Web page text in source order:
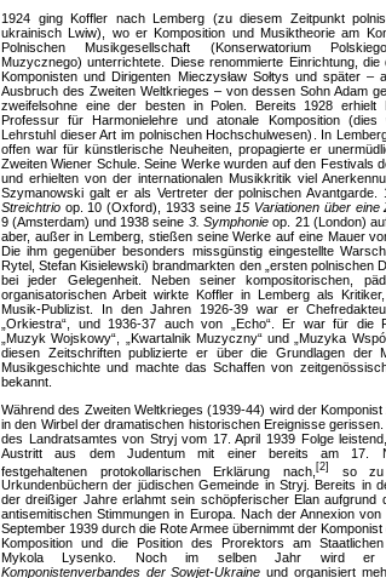
1924 ging Koffler nach Lemberg (zu diesem Zeitpunkt
ukrainisch Lwiw), wo er Komposition und Musiktheorie am
Polnischen Musikgesellschaft (Konserwatorium
Muzycznego) unterrichtete. Diese renommierte Einrichtung, die
Komponisten und Dirigenten Mieczysław Sołtys und später –
Ausbruch des Zweiten Weltkrieges – von dessen Sohn Adam
zweifelsohne eine der besten in Polen. Bereits 1928 erhielt
Professur für Harmonielehre und atonale Komposition
Lehrstuhl dieser Art im polnischen Hochschulwesen). In
offen war für künstlerische Neuheiten, propagierte er
Zweiten Wiener Schule. Seine Werke wurden auf den Festivals
und erhielten von der internationalen Musikkritik viel
Szymanowski galt er als Vertreter der polnischen Avantgarde.
Streichtrio op. 10 (Oxford), 1933 seine 15 Variationen über eine
9 (Amsterdam) und 1938 seine 3. Symphonie op. 21 (London)
aber, außer in Lemberg, stießen seine Werke auf eine Mauer
Die ihm gegenüber besonders missgünstig eingestellte
Rytel, Stefan Kisielewski) brandmarkten den „ersten polnischen
bei jeder Gelegenheit. Neben seiner kompositorischen,
organisatorischen Arbeit wirkte Koffler in Lemberg als
Musik-Publizist. In den Jahren 1926-39 war er
„Orkiestra“, und 1936-37 auch von „Echo“. Er war für die
„Muzyk Wojskowy“, „Kwartalnik Muzyczny“ und „Muzyka
diesen Zeitschriften publizierte er über die Grundlagen der
Musikgeschichte und machte das Schaffen von
bekannt.
Während des Zweiten Weltkrieges (1939-44) wird der
in den Wirbel der dramatischen historischen Ereignisse
des Landratsamtes von Stryj vom 17. April 1939 Folge
Austritt aus dem Judentum mit einer bereits am 17.
festgehaltenen protokollarischen Erklärung nach, [2]
so zu
Urkundenbüchern der jüdischen Gemeinde in Stryj. Bereits in
der dreißiger Jahre erlahmt sein schöpferischer Elan aufgrund
antisemitischen Stimmungen in Europa. Nach der Annexion von
September 1939 durch die Rote Armee übernimmt der
Komposition und die Position des Prorektors am Staatlichen
Mykola Lysenko. Noch im selben Jahr wird er
Komponistenverbandes der Sowjet-Ukraine und organisiert